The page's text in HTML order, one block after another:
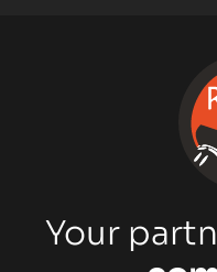
Your